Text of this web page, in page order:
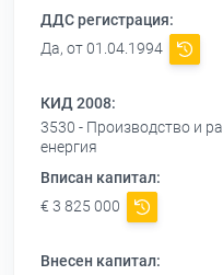
ДДС регистрация:
Да, от 01.04.1994
КИД 2008:
3530 - Производство и
енергия
Вписан капитал:
€ 3 825 000
Внесен капитал: